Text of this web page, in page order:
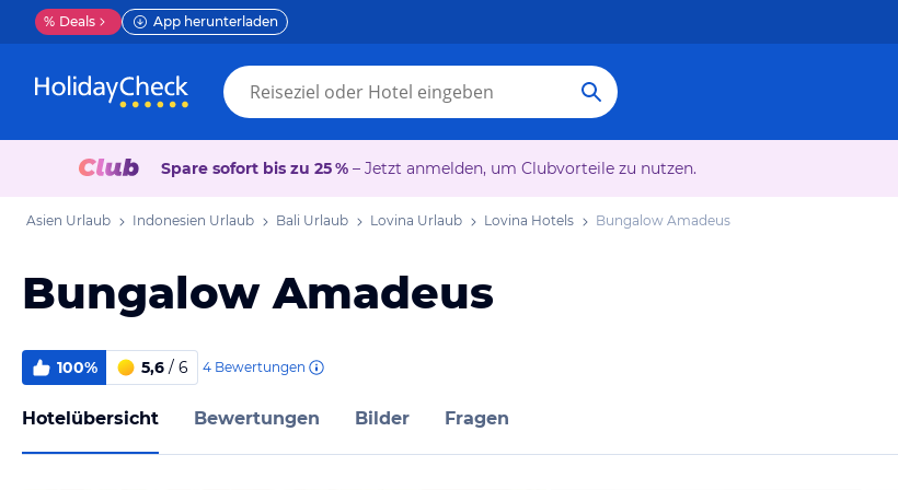
% Deals App herunterladen
Spare sofort bis zu 25 % – Jetzt anmelden, um Clubvorteile zu nutzen.
Asien Urlaub Indonesien Urlaub Bali Urlaub Lovina Urlaub Lovina Hotels Bungalow Amadeus
Bungalow Amadeus
100% 5,6 / 6 4 Bewertungen
Hotelübersicht Bewertungen Bilder Fragen